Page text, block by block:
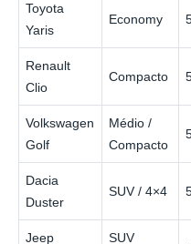
Toyota
Yaris
Economy
Renault
Clio
Compacto
Volkswagen
Golf
Médio /
Compacto
Dacia
Duster
SUV / 4×4
Jeep
SUV